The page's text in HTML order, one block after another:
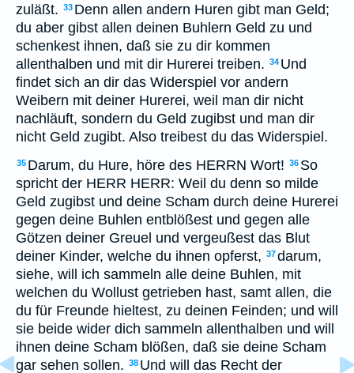
zuläßt. 33 Denn allen andern Huren gibt man Geld;
du aber gibst allen deinen Buhlern Geld zu und
schenkest ihnen, daß sie zu dir kommen
allenthalben und mit dir Hurerei treiben. 34 Und
findet sich an dir das Widerspiel vor andern
Weibern mit deiner Hurerei, weil man dir nicht
nachläuft, sondern du Geld zugibst und man dir
nicht Geld zugibt. Also treibest du das Widerspiel.
35 Darum, du Hure, höre des HERRN Wort! 36 So
spricht der HERR HERR: Weil du denn so milde
Geld zugibst und deine Scham durch deine Hurerei
gegen deine Buhlen entblößest und gegen alle
Götzen deiner Greuel und vergeußest das Blut
deiner Kinder, welche du ihnen opferst, 37darum,
siehe, will ich sammeln alle deine Buhlen, mit
welchen du Wollust getrieben hast, samt allen, die
du für Freunde hieltest, zu deinen Feinden; und will
sie beide wider dich sammeln allenthalben und will
ihnen deine Scham blößen, daß sie deine Scham
gar sehen sollen. 38 Und will das Recht der